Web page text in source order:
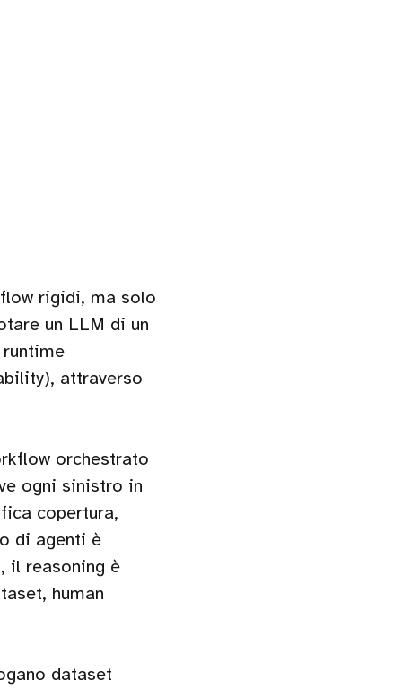
rigidi, ma solo
un LLM di un
attraverso
orchestrato
ogni sinistro in
copertura,
di agenti è
il reasoning è
human
dataset